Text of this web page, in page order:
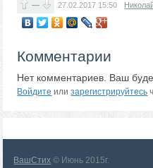
— 27.02.2017 15:50
Комментарии
Нет комментариев. Ваш
Войдите илизарегистрируйтесь
ВашСтих © Июнь 2015г.